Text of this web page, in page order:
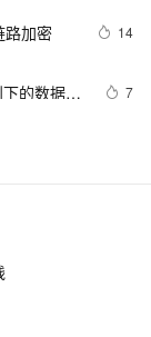
路加密 14
的数据安
7
书）》